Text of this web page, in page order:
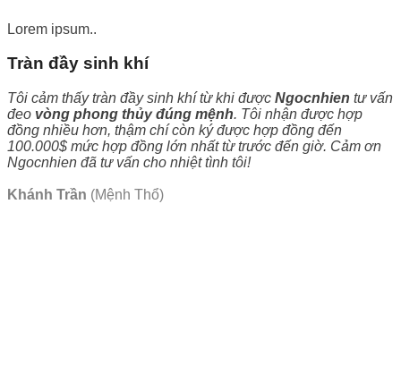
Lorem ipsum..
Tràn đầy sinh khí
Tôi cảm thấy tràn đầy sinh khí từ khi được Ngocnhien tư vấn
đeo vòng phong thủy đúng mệnh. Tôi nhận được hợp
đồng nhiều hơn, thậm chí còn ký được hợp đồng đến
100.000$ mức hợp đồng lớn nhất từ trước đến giờ. Cảm ơn
Ngocnhien đã tư vấn cho nhiệt tình tôi!
Khánh Trần (Mệnh Thổ)